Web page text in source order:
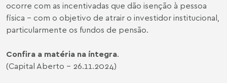
ocorre com as incentivadas que dão isenção à pessoa
física – com o objetivo de atrair o investidor institucional,
particularmente os fundos de pensão.
Confira a matéria na íntegra.
(Capital Aberto - 26.11.2024)